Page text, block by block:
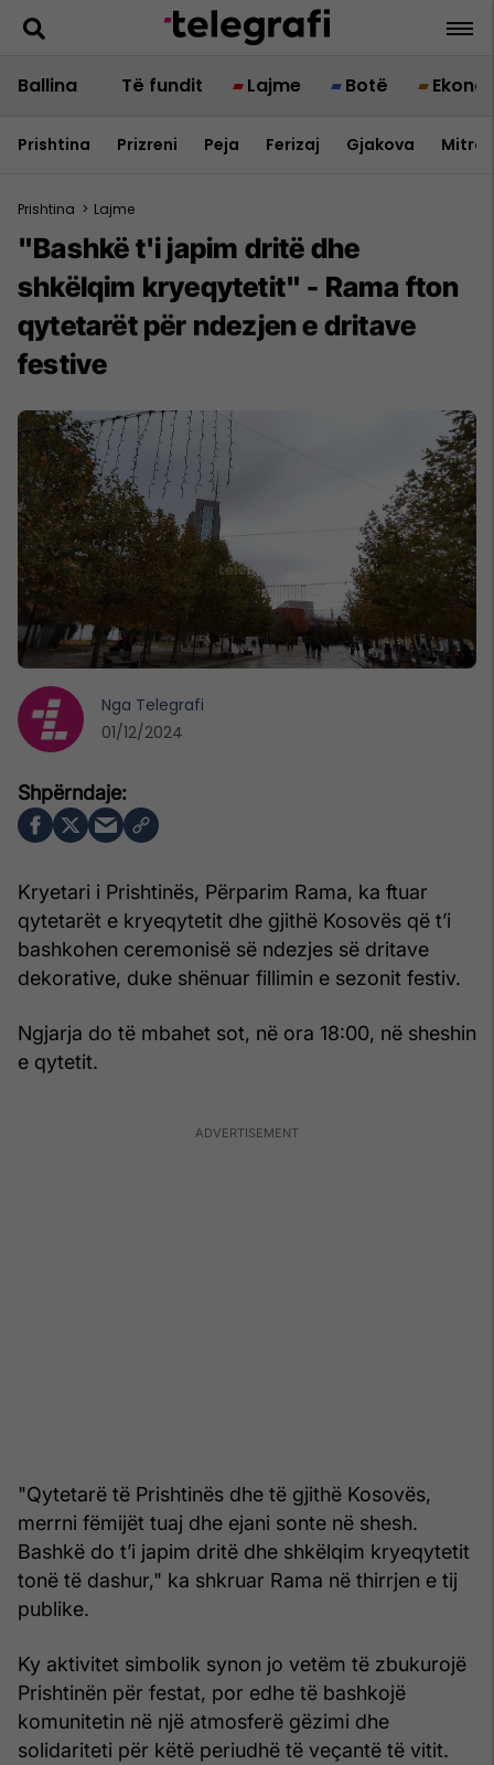
Ballina Të fundit Lajme Botë
Prishtina Prizreni Peja Ferizaj Gjakova
Prishtina > Lajme
"Bashkë t'i japim dritë dhe
shkëlqim kryeqytetit" - Rama fton
qytetarët për ndezjen e dritave
festive
Kryetari i Prishtinës, Përparim Rama, ka ftuar
qytetarët e kryeqytetit dhe gjithë Kosovës që t’i
bashkohen ceremonisë së ndezjes së dritave
dekorative, duke shënuar fillimin e sezonit festiv.
Ngjarja do të mbahet sot, në ora 18:00, në sheshin
e qytetit.
"Qytetarë të Prishtinës dhe të gjithë Kosovës,
merrni fëmijët tuaj dhe ejani sonte në shesh.
Bashkë do t’i japim dritë dhe shkëlqim kryeqytetit
tonë të dashur," ka shkruar Rama në thirrjen e tij
publike.
Ky aktivitet simbolik synon jo vetëm të zbukurojë
Prishtinën për festat, por edhe të bashkojë
komunitetin në një atmosferë gëzimi dhe
solidariteti për këtë periudhë të veçantë të vitit.
Nga Telegrafi
01/12/2024